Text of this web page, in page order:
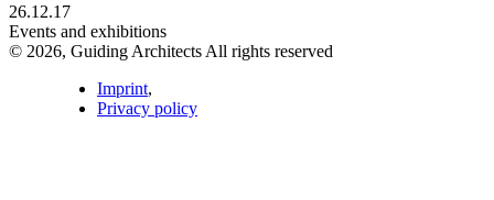
26.12.17
Events and exhibitions
© 2026, Guiding Architects All rights reserved
Imprint,
Privacy policy